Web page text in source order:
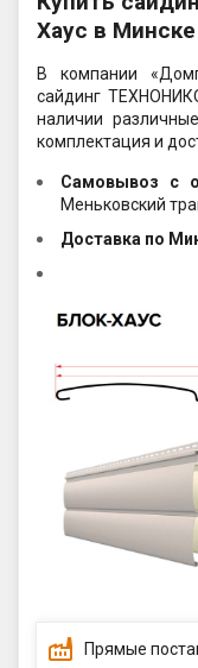
Хаус в Минске
В компании
сайдинг
наличии
комплектация и
Самовывоз c
Меньковский
Доставка по
Прямые